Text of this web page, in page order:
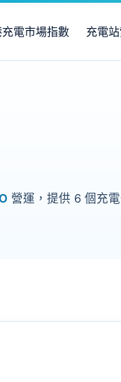
電市場指數 充電
營運，提供 6 個充